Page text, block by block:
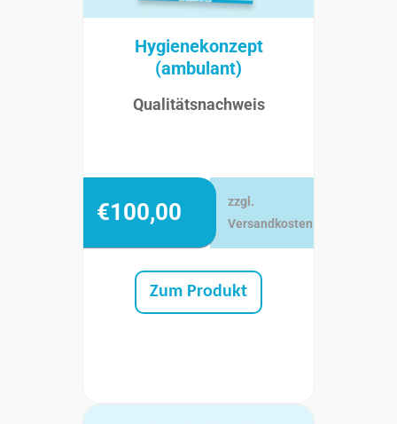
Hygienekonzept
(ambulant)
Qualitätsnachweis
€100,00
zzgl.
Versandkosten
Zum Produkt